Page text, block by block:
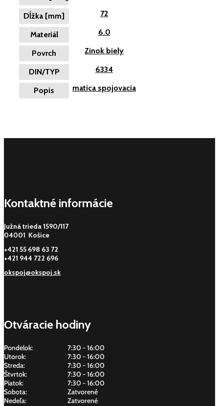
Dĺžka [mm]
72
Materiál 6.0
Povrch Zinok biely
DIN/TYP 6334
Popis matica spojovacia
Kontaktné informácie
Južná trieda 1590/117
04001 Košice
+421 55 698 63 72
+421 944 722 696
okspoj@okspoj.sk
Otváracie hodiny
Pondelok:
7:30 - 16:00
Utorok:
7:30 - 16:00
Streda:
7:30 - 16:00
Štvrtok:
7:30 - 16:00
Piatok:
7:30 - 16:00
Sobota:
Zatvorené
Nedeľa:
Zatvorené